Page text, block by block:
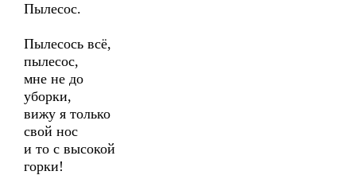
Пылесос.
Пылесось всё,
пылесос,
мне не до
уборки,
вижу я только
свой нос
и то с высокой
горки!